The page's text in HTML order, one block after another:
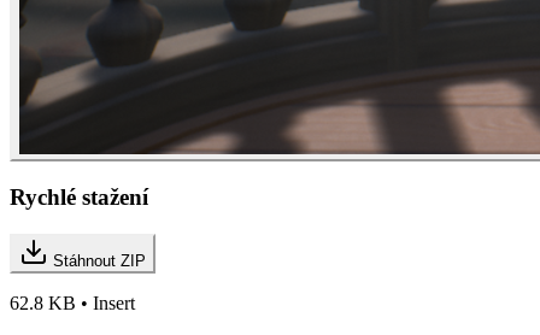
Rychlé stažení
Stáhnout ZIP
62.8 KB • Insert